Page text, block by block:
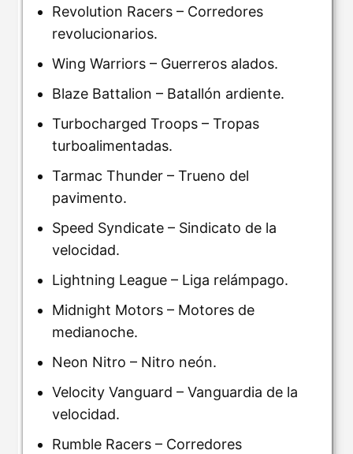
Revolution Racers – Corredores
revolucionarios.
Wing Warriors – Guerreros alados.
Blaze Battalion – Batallón ardiente.
Turbocharged Troops – Tropas
turboalimentadas.
Tarmac Thunder – Trueno del
pavimento.
Speed Syndicate – Sindicato de la
velocidad.
Lightning League – Liga relámpago.
Midnight Motors – Motores de
medianoche.
Neon Nitro – Nitro neón.
Velocity Vanguard – Vanguardia de la
velocidad.
Rumble Racers – Corredores